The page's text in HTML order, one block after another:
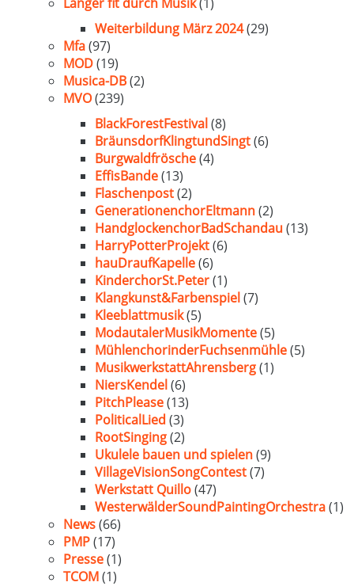
Weiterbildung März 2024(29)
Mfa(97)
MOD(19)
Musica-DB(2)
MVO(239)
BlackForestFestival(8)
BräunsdorfKlingtundSingt(6)
Burgwaldfrösche(4)
EffisBande(13)
Flaschenpost(2)
GenerationenchorEltmann(2)
HandglockenchorBadSchandau(13)
HarryPotterProjekt(6)
hauDraufKapelle(6)
KinderchorSt.Peter(1)
Klangkunst&Farbenspiel(7)
Kleeblattmusik(5)
ModautalerMusikMomente(5)
MühlenchorinderFuchsenmühle(5)
MusikwerkstattAhrensberg(1)
NiersKendel(6)
PitchPlease(13)
PoliticalLied (3)
RootSinging(2)
Ukulele bauen und spielen(9)
VillageVisionSongContest(7)
Werkstatt Quillo(47)
WesterwälderSoundPaintingOrchestra(1)
News(66)
PMP(17)
Presse(1)
TCOM(1)